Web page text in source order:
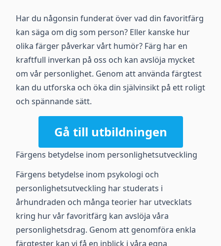
Har du någonsin funderat över vad din favoritfärg
kan säga om dig som person? Eller kanske hur
olika färger påverkar vårt humör? Färg har en
kraftfull inverkan på oss och kan avslöja mycket
om vår personlighet. Genom att använda färgtest
kan du utforska och öka din självinsikt på ett roligt
och spännande sätt.
Gå till utbildningen
Färgens betydelse inom personlighetsutveckling
Färgens betydelse inom psykologi och
personlighetsutveckling har studerats i
århundraden och många teorier har utvecklats
kring hur vår favoritfärg kan avslöja våra
personlighetsdrag. Genom att genomföra enkla
färgtester kan vi få en inblick i våra egna